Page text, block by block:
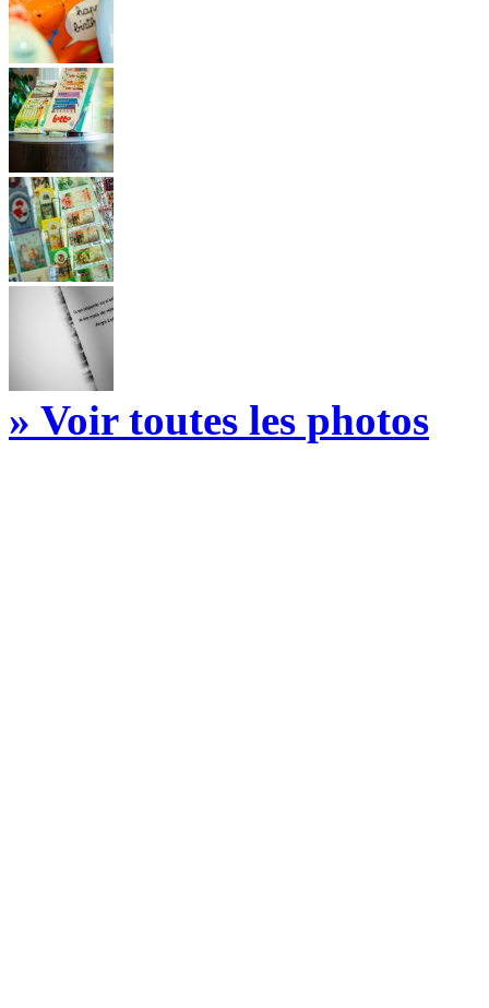
» Voir toutes les photos